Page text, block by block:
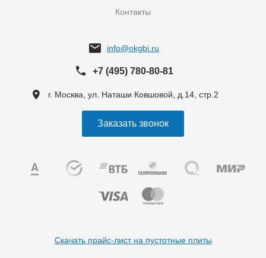
Контакты
info@okgbi.ru
+7 (495) 780-80-81
г. Москва, ул. Наташи Ковшовой, д.14, стр.2
Заказать звонок
Скачать прайс-лист на пустотные плиты